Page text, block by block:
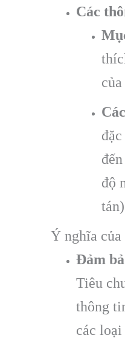
Các
độ
Ý nghĩa của
Đảm
Tiêu
thông
các loại